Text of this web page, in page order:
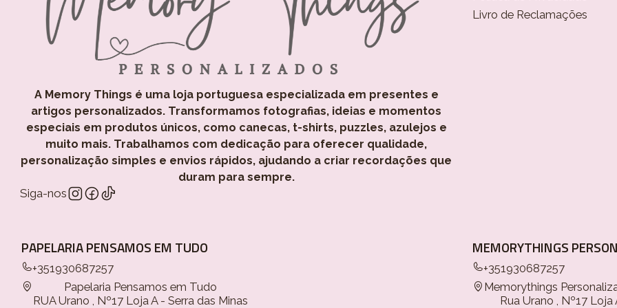
A Memory Things é uma loja portuguesa especializada em presentes e
artigos personalizados. Transformamos fotografias, ideias e momentos
especiais em produtos únicos, como canecas, t-shirts, puzzles, azulejos e
muito mais. Trabalhamos com dedicação para oferecer qualidade,
personalização simples e envios rápidos, ajudando a criar recordações que
duram para sempre.
Siga-nos
Livro de Reclamações
PAPELARIA PENSAMOS EM TUDO
+351930687257
Papelaria Pensamos em Tudo
RUA Urano , Nº17 Loja A - Serra das Minas
MEMORYTHINGS
+351930687257
Memorythings
Rua Urano , Nº17 Loja